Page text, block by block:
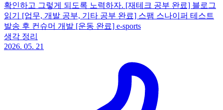
확인하고 그렇게 되도록 노력하자. [재테크 공부 완료] 블로그
읽기 [업무, 개발 공부, 기타 공부 완료] 스팸 스나이퍼 테스트
발송 후 컨슈머 개발 [운동 완료] e-sports
생각 정리
2026. 05. 21